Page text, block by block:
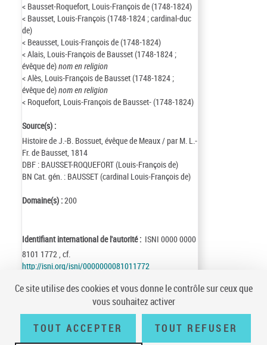
< Bausset-Roquefort, Louis-François de (1748-1824)
< Bausset, Louis-François (1748-1824 ; cardinal-duc
de)
< Beausset, Louis-François de (1748-1824)
< Alais, Louis-François de Bausset (1748-1824 ;
évêque de)nom en religion
< Alès, Louis-François de Bausset (1748-1824 ;
évêque de)nom en religion
< Roquefort, Louis-François de Bausset- (1748-1824)
Source(s) :
Histoire de J.-B. Bossuet, évêque de Meaux / par M. L.-
Fr. de Bausset, 1814
DBF : BAUSSET-ROQUEFORT (Louis-François de)
BN Cat. gén. : BAUSSET (cardinal Louis-François de)
Domaine(s) :200
Identifiant international de l'autorité : ISNI 0000 0000
8101 1772 , cf.
http://isni.org/isni/0000000081011772
Notice n° :FRBNF12524468
Mise à jour :10/09/15
Ce site utilise des cookies et vous donne le contrôle sur ceux que
vous souhaitez activer
TOUT ACCEPTER TOUT REFUSER